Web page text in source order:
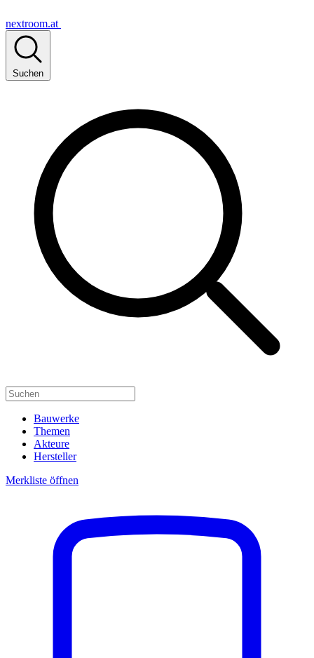
nextroom.at
Suchen
Bauwerke
Themen
Akteure
Hersteller
Merkliste öffnen